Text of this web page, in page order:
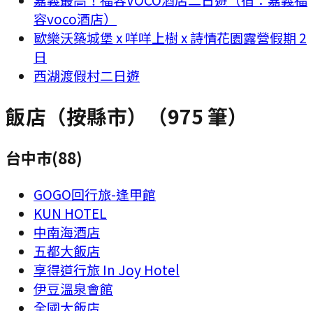
容voco酒店）
歐樂沃築城堡 x 咩咩上樹 x 詩情花園露營假期 2
日
西湖渡假村二日遊
飯店（按縣市） （975筆）
台中市(88)
GOGO回行旅-逢甲館
KUN HOTEL
中南海酒店
五都大飯店
享得道行旅 In Joy Hotel
伊豆溫泉會館
全國大飯店